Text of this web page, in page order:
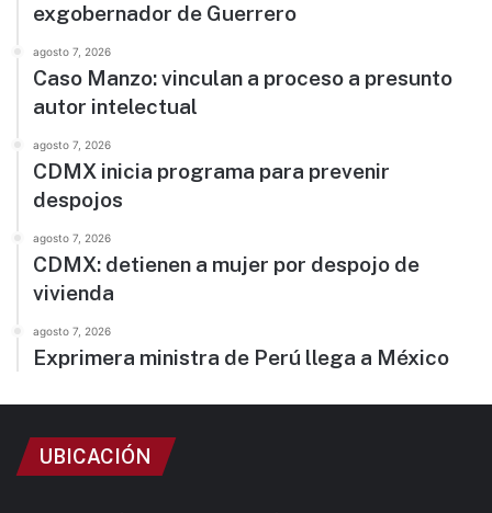
exgobernador de Guerrero
agosto 7, 2026
Caso Manzo: vinculan a proceso a presunto
autor intelectual
agosto 7, 2026
CDMX inicia programa para prevenir
despojos
agosto 7, 2026
CDMX: detienen a mujer por despojo de
vivienda
agosto 7, 2026
Exprimera ministra de Perú llega a México
UBICACIÓN